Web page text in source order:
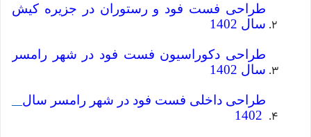
طراحی فست فود و رستوران در جزیره کیش
سال 1402
طراحی دکوراسیون فست فود در شهر رامسر
سال 1402
طراحی داخلی فست فود در شهر رامسر سال
1402